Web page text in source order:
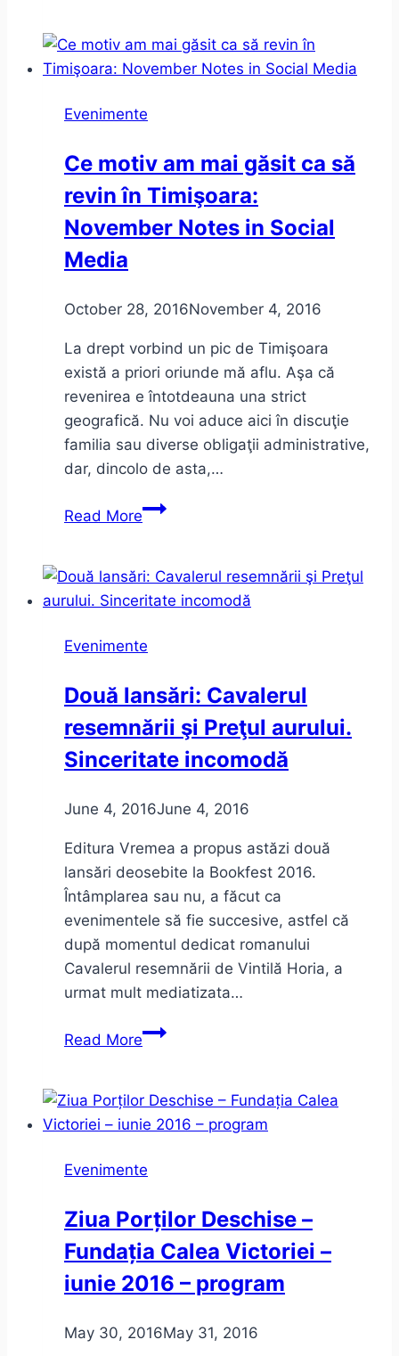
–
despre
în
Evenimente
Ce motiv am mai găsit ca să
revin în Timişoara:
November Notes in Social
Media
October 28, 2016November 4, 2016
La drept vorbind un pic de Timişoara
există a priori oriunde mă aflu. Aşa că
revenirea e întotdeauna una strict
geografică. Nu voi aduce aici în discuţie
familia sau diverse obligaţii administrative,
dar, dincolo de asta,…
Read MoreCe
mai
găsit
să
în
Timişoara:
November
Notes
Social
Media
Evenimente
Două lansări: Cavalerul
resemnării şi Preţul aurului.
Sinceritate incomodă
June 4, 2016June 4, 2016
Editura Vremea a propus astăzi două
lansări deosebite la Bookfest 2016.
Întâmplarea sau nu, a făcut ca
evenimentele să fie succesive, astfel că
după momentul dedicat romanului
Cavalerul resemnării de Vintilă Horia, a
urmat mult mediatizata…
Read MoreDouă
resemnării
şi
aurului.
incomodă
Evenimente
Ziua Porților Deschise –
Fundația Calea Victoriei –
iunie 2016 – program
May 30, 2016May 31, 2016